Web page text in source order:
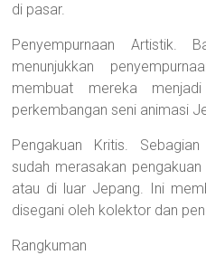
di pasar.
Penyempurnaan Artistik.
menunjukkan
membuat mereka
perkembangan seni animasi
Pengakuan Kritis.
sudah merasakan
atau di luar Jepang. Ini
disegani oleh kolektor dan
Rangkuman